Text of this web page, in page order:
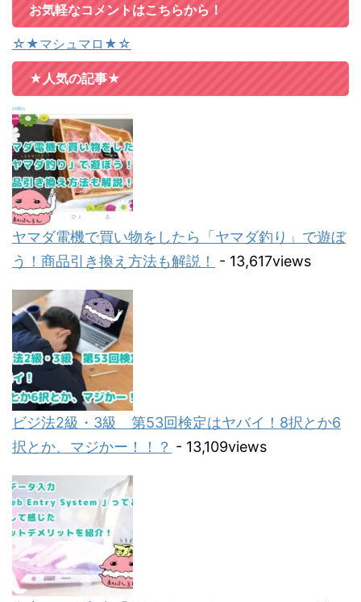
お気軽なコメントはこちらから！
☆★マシュマロ★☆
★人気の記事★
ヤマダ電機で買い物をしたら「ヤマダ釣り」で遊ぼ
う！商品引き換え方法も解説！
- 13,617views
ビジ法2級・3級 第53回検定はヤバイ！8択とか6
択とか、マジかー！！？ - 13,109views